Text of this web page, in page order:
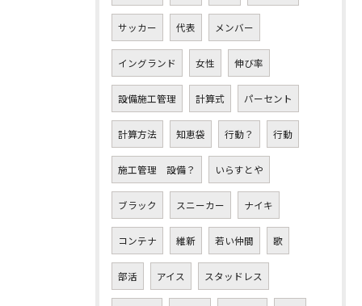
サッカー 代表 メンバー
イングランド 女性 伸び率
設備施工管理 計算式 パーセント
計算方法 知恵袋 行動？ 行動
施工管理 設備？ いらすとや
ブラック スニーカー ナイキ
コンテナ 維新 若い仲間 歌
部活 アイス スタッドレス